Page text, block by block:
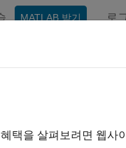
MATLAB 받기 로
브라우저
모음 탐색
택을 살펴보려면 웹